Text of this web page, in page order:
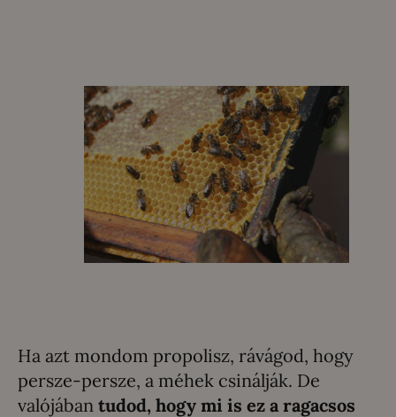
Ha azt mondom propolisz, rávágod, hogy
persze-persze, a méhek csinálják. De
valójában tudod, hogy mi is ez a ragacsos